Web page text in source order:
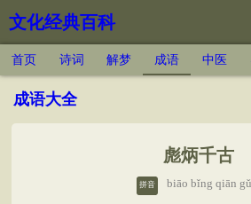
文化经典百科
首页 诗词 解梦 成语 中医
成语大全
彪炳千古
拼音 biāo bǐng qiān gǔ